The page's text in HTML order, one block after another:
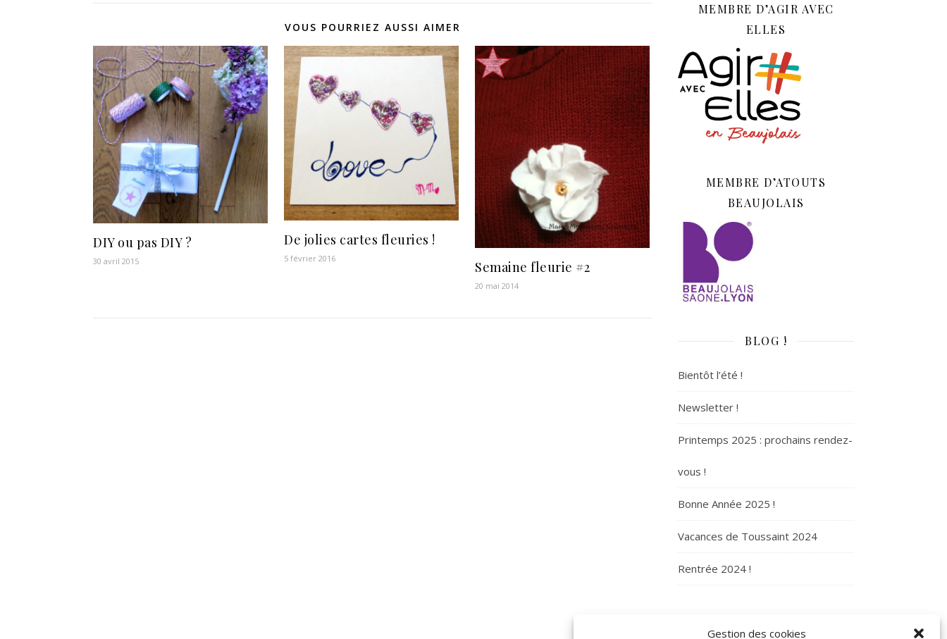
Gestion des cookies
VOUS POURRIEZ AUSSI AIMER
DIY ou pas DIY ?
30 avril 2015
De jolies cartes fleuries !
5 février 2016
Semaine fleurie #2
20 mai 2014
MEMBRE D’AGIR AVEC
ELLES
MEMBRE D’ATOUTS
BEAUJOLAIS
BLOG !
Bientôt l’été !
Newsletter !
Printemps 2025 : prochains rendez-
vous !
Bonne Année 2025 !
Vacances de Toussaint 2024
Rentrée 2024 !